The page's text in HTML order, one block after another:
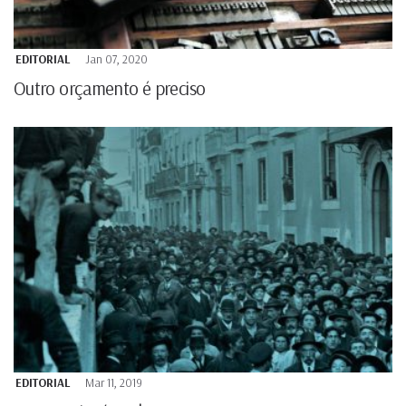
EDITORIAL Jan 07, 2020
Outro orçamento é preciso
EDITORIAL Mar 11, 2019